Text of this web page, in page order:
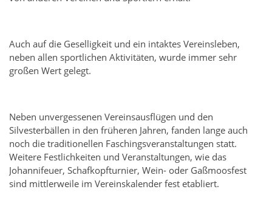
Auch auf die Geselligkeit und ein intaktes Vereinsleben,
neben allen sportlichen Aktivitäten, wurde immer sehr
großen Wert gelegt.
Neben unvergessenen Vereinsausflügen und den
Silvesterbällen in den früheren Jahren, fanden lange auch
noch die traditionellen Faschingsveranstaltungen statt.
Weitere Festlichkeiten und Veranstaltungen, wie das
Johannifeuer, Schafkopfturnier, Wein- oder Gaßmoosfest
sind mittlerweile im Vereinskalender fest etabliert.